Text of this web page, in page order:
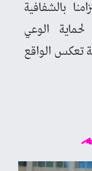
بالشفافية
الوعي
تعكس الواقع